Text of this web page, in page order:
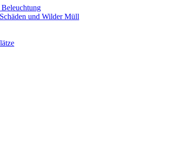
Beleuchtung
und Wilder Müll